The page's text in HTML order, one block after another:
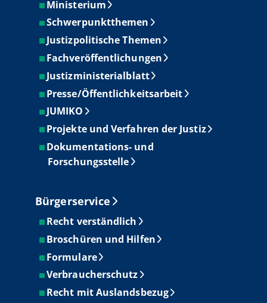
Ministerium
Schwerpunktthemen
Justizpolitische Themen
Fachveröffentlichungen
Justizministerialblatt
Presse/Öffentlichkeitsarbeit
JUMIKO
Projekte und Verfahren der Justiz
Dokumentations- und
Forschungsstelle
Bürgerservice
Recht verständlich
Broschüren und Hilfen
Formulare
Verbraucherschutz
Recht mit Auslandsbezug